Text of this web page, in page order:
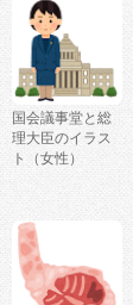
国会議事堂と総
理大臣のイラス
ト（女性）